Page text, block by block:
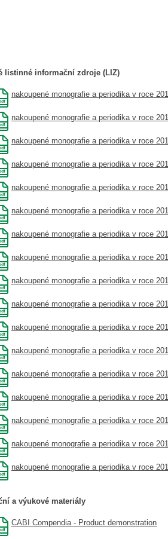
listinné informační zdroje (LIZ)
nakoupené monografie a periodika v roce
nakoupené monografie a periodika v roce
nakoupené monografie a periodika v roce
nakoupené monografie a periodika v roce
nakoupené monografie a periodika v roce
nakoupené monografie a periodika v roce
nakoupené monografie a periodika v roce
nakoupené monografie a periodika v roce
nakoupené monografie a periodika v roce
nakoupené monografie a periodika v roce
nakoupené monografie a periodika v roce
nakoupené monografie a periodika v roce
nakoupené monografie a periodika v roce
nakoupené monografie a periodika v roce
nakoupené monografie a periodika v roce
nakoupené monografie a periodika v roce
nakoupené monografie a periodika v roce
a výukové materiály
CABI Compendia - Product demonstration